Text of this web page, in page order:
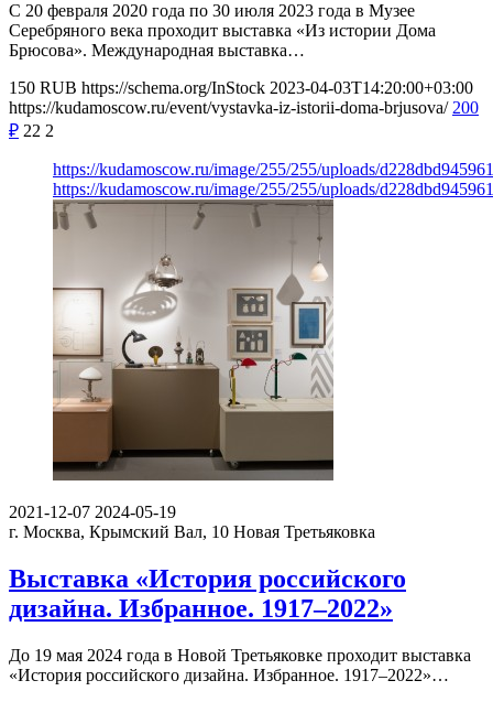
С 20 февраля 2020 года по 30 июля 2023 года в Музее
Серебряного века проходит выставка «Из истории Дома
Брюсова». Международная выставка…
150 RUB https://schema.org/InStock 2023-04-03T14:20:00+03:00
https://kudamoscow.ru/event/vystavka-iz-istorii-doma-brjusova/ 200
₽ 22 2
https://kudamoscow.ru/image/255/255/uploads/
https://kudamoscow.ru/image/255/255/uploads/
2021-12-07 2024-05-19
г. Москва, Крымский Вал, 10 Новая Третьяковка
Выставка «История российского
дизайна. Избранное. 1917–2022»
До 19 мая 2024 года в Новой Третьяковке проходит выставка
«История российского дизайна. Избранное. 1917–2022»…